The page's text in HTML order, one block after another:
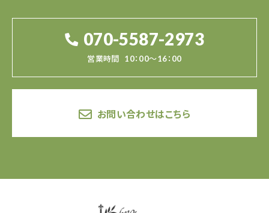
070-5587-2973
営業時間 10：00～16：00
お問い合わせはこちら